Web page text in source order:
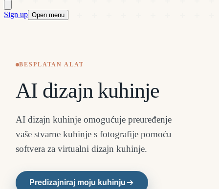
Sign up Open menu
BESPLATAN ALAT
AI dizajn kuhinje
AI dizajn kuhinje omogućuje preuređenje
vaše stvarne kuhinje s fotografije pomoću
softvera za virtualni dizajn kuhinje.
Predizajniraj moju kuhinju